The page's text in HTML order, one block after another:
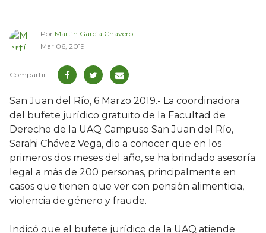
Por Martín García Chavero
Mar 06, 2019
San Juan del Río, 6 Marzo 2019.- La coordinadora
del bufete jurídico gratuito de la Facultad de
Derecho de la UAQ Campuso San Juan del Río,
Sarahi Chávez Vega, dio a conocer que en los
primeros dos meses del año, se ha brindado asesoría
legal a más de 200 personas, principalmente en
casos que tienen que ver con pensión alimenticia,
violencia de género y fraude.
Indicó que el bufete jurídico de la UAQ atiende